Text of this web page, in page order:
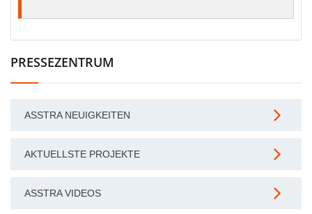
PRESSEZENTRUM
ASSTRA NEUIGKEITEN
AKTUELLSTE PROJEKTE
ASSTRA VIDEOS